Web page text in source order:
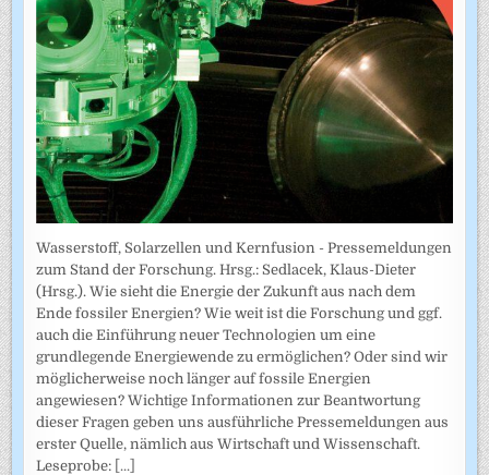
Wasserstoff, Solarzellen und Kernfusion - Pressemeldungen
zum Stand der Forschung. Hrsg.: Sedlacek, Klaus-Dieter
(Hrsg.). Wie sieht die Energie der Zukunft aus nach dem
Ende fossiler Energien? Wie weit ist die Forschung und ggf.
auch die Einführung neuer Technologien um eine
grundlegende Energiewende zu ermöglichen? Oder sind wir
möglicherweise noch länger auf fossile Energien
angewiesen? Wichtige Informationen zur Beantwortung
dieser Fragen geben uns ausführliche Pressemeldungen aus
erster Quelle, nämlich aus Wirtschaft und Wissenschaft.
Leseprobe: [...]